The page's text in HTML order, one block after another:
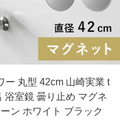
ー 丸型 42cm 山崎実業 t
浴室鏡 曇り止め マグネ
ン ホワイト ブラック